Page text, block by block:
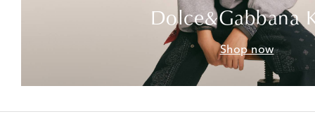
Dolce&Gabbana
Shop now